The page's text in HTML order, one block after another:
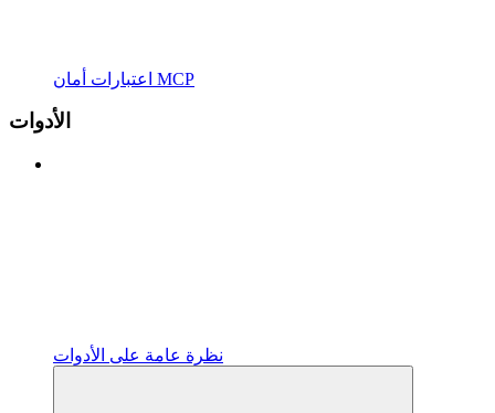
اعتبارات أمان MCP
الأدوات
نظرة عامة على الأدوات